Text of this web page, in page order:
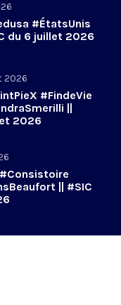
#ÉtatsUnis
du 6 juillet 2026
2026
#FindeVie
||
2026
|| #SIC